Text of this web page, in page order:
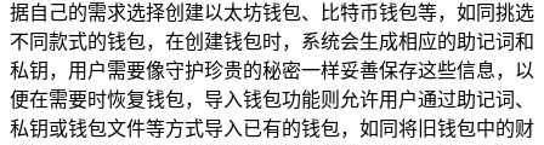
据自己的需求选择创建以太坊钱包、比特币钱包等，如同挑选
不同款式的钱包，在创建钱包时，系统会生成相应的助记词和
私钥，用户需要像守护珍贵的秘密一样妥善保存这些信息，以
便在需要时恢复钱包，导入钱包功能则允许用户通过助记词、
私钥或钱包文件等方式导入已有的钱包，如同将旧钱包中的财